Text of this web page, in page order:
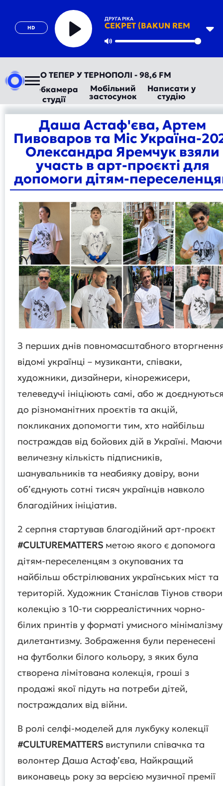
HD
ДРУГА РІКА
СЕКРЕТ (BAKUN REMIX)
Play
ТЕПЕР У ТЕРНОПОЛІ - 98,6 FM
Вебкамера
студії
Мобільний
застосунок
Написати у
студію
Даша Астаф'єва, Артем
Пивоваров та Міс Україна-
Олександра Яремчук взяли
участь в арт-проєкті для
допомоги дітям-
З перших днів повномасштабного
відомі українці – музиканти, співаки,
художники, дизайнери, кінорежисери,
телеведучі ініціюють самі, або ж
до різноманітних проєктів та акцій,
покликаних допомогти тим, хто найбільш
постраждав від бойових дій в Україні. Маючи
величезну кількість підписників,
шанувальників та неабияку довіру, вони
обʼєднують сотні тисяч українців навколо
благодійних ініціатив.
2 серпня стартував благодійний арт-проєкт
#CULTUREMATTERS метою якого є допомога
дітям-переселенцям з окупованих та
найбільш обстрілюваних українських міст та
територій. Художник Станіслав Тіунов
колекцію з 10-ти сюрреалістичних чорно-
білих принтів у форматі умисного мінімалізму
дилетантизму. Зображення були перенесені
на футболки білого кольору, з яких була
створена лімітована колекція, гроші з
продажі якої підуть на потреби дітей,
постраждалих від війни.
В ролі селфі-моделей для лукбуку колекції
#CULTUREMATTERS виступили співачка та
волонтер Даша Астафʼєва, Найкращий
виконавець року за версією музичної премії